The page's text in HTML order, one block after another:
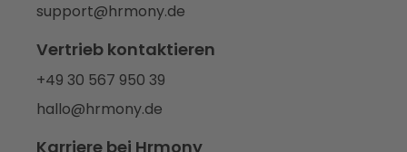
support@hrmony.de
Vertrieb kontaktieren
+49 30 567 950 39
hallo@hrmony.de
Karriere bei Hrmony